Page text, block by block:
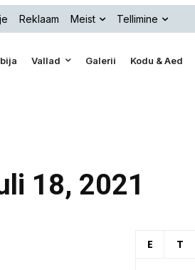
Reklaam Meist Tellimine
Vallad Galerii Kodu & Aed
18, 2021
E T